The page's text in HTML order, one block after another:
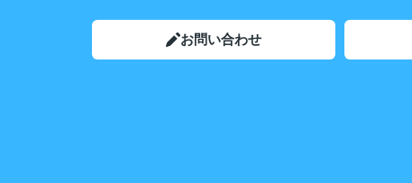
お問い合わせ